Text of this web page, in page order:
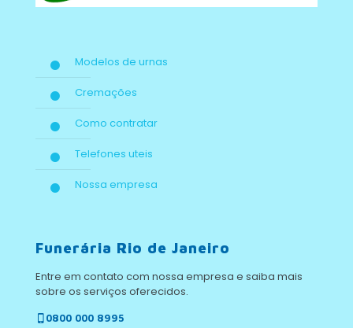
Modelos de urnas
Cremações
Como contratar
Telefones uteis
Nossa empresa
Funerária Rio de Janeiro
Entre em contato com nossa empresa e saiba mais
sobre os serviços oferecidos.
0800 000 8995